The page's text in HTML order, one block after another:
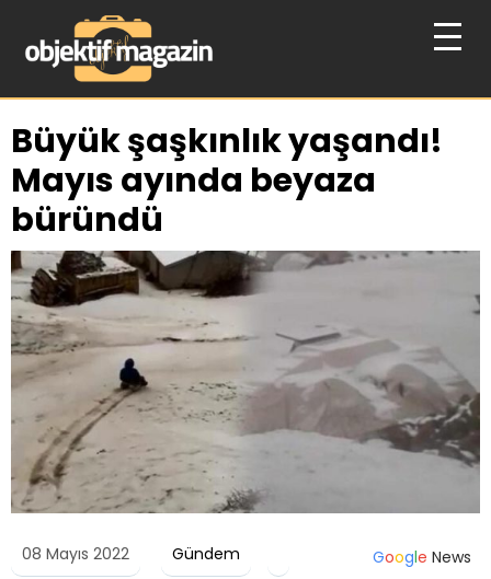
Büyük şaşkınlık yaşandı!
Mayıs ayında beyaza
büründü
08 Mayıs 2022 Gündem Google News